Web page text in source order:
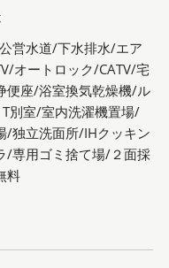
営水道/下水排水/エア
オートロック/CATV/宅
便座/浴室換気乾燥機/ル
別室/室内洗濯機置場/
/独立洗面所/IHクッキン
/専用ゴミ捨て場/２面採
料